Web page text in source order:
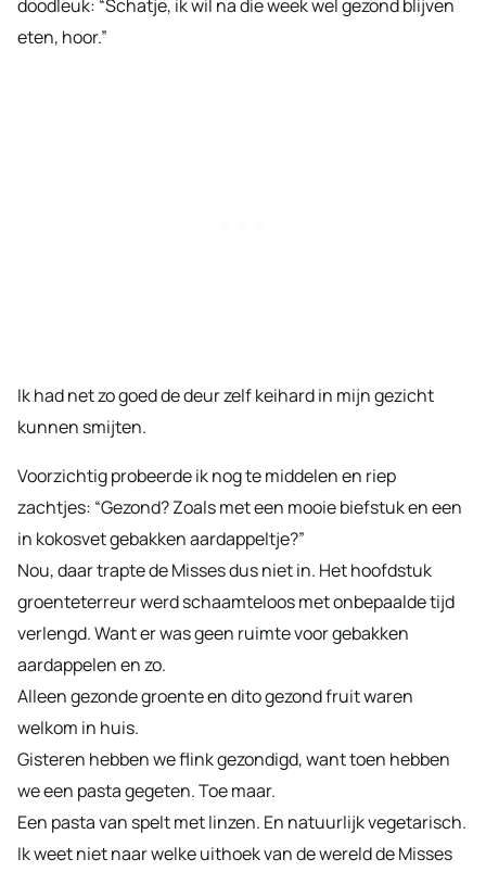
doodleuk: “Schatje, ik wil na die week wel gezond blijven
eten, hoor.”
Ik had net zo goed de deur zelf keihard in mijn gezicht
kunnen smijten.
Voorzichtig probeerde ik nog te middelen en riep
zachtjes: “Gezond? Zoals met een mooie biefstuk en een
in kokosvet gebakken aardappeltje?”
Nou, daar trapte de Misses dus niet in. Het hoofdstuk
groenteterreur werd schaamteloos met onbepaalde tijd
verlengd. Want er was geen ruimte voor gebakken
aardappelen en zo.
Alleen gezonde groente en dito gezond fruit waren
welkom in huis.
Gisteren hebben we flink gezondigd, want toen hebben
we een pasta gegeten. Toe maar.
Een pasta van spelt met linzen. En natuurlijk vegetarisch.
Ik weet niet naar welke uithoek van de wereld de Misses